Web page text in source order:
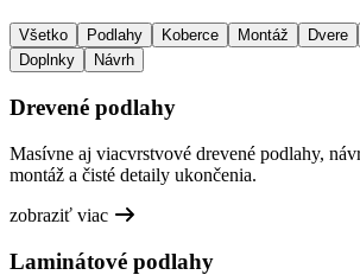
Všetko Podlahy Koberce Montáž Dvere
Doplnky
Návrh
Drevené podlahy
Masívne aj viacvrstvové drevené podlahy,
montáž a čisté detaily ukončenia.
zobraziť viac
Laminátové podlahy